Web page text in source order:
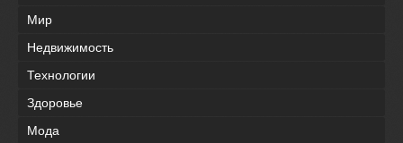
Мир
Недвижимость
Технологии
Здоровье
Мода